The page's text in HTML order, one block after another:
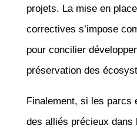
projets. La mise en
correctives s’impose
pour concilier
préservation des
Finalement, si les parcs
des alliés précieux dans